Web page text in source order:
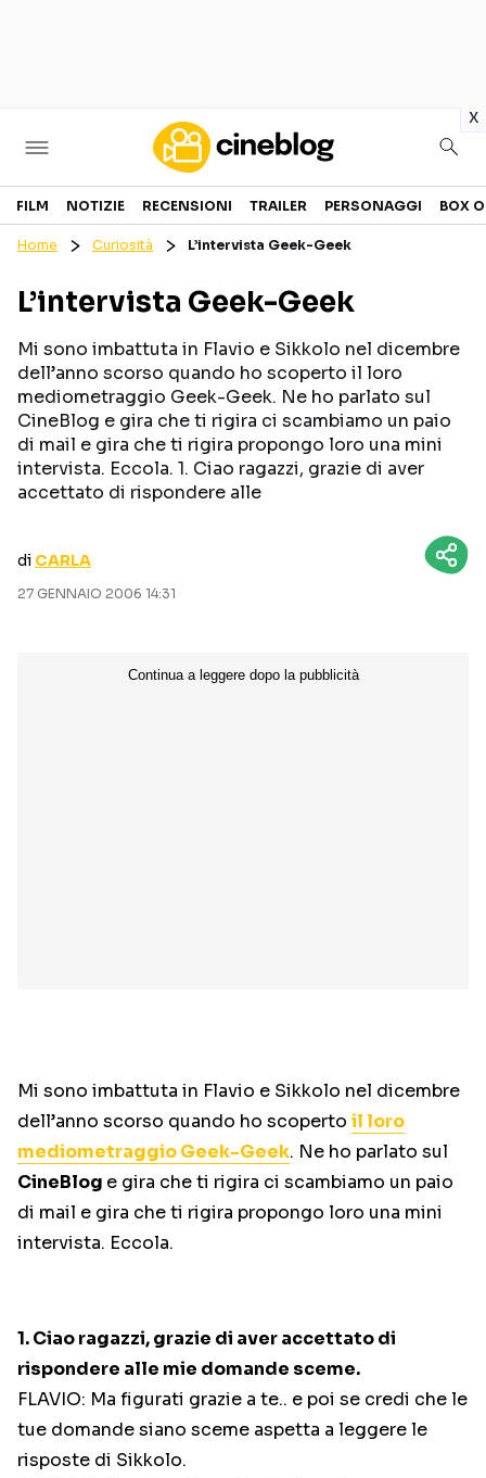
x
Cinema
GENERI
PERSONAGGI
CANALI STREAMING
Categorie
NOTIZIE
CURIOSITÀ
TRAILER
BOX OFFICE
FILM NOTIZIE RECENSIONI TRAILER PERSONAGGI BOX
Home Curiosità L’intervista Geek-Geek
L’intervista Geek-Geek
Mi sono imbattuta in Flavio e Sikkolo nel dicembre
dell’anno scorso quando ho scoperto il loro
mediometraggio Geek-Geek. Ne ho parlato sul
CineBlog e gira che ti rigira ci scambiamo un paio
di mail e gira che ti rigira propongo loro una mini
intervista. Eccola. 1. Ciao ragazzi, grazie di aver
accettato di rispondere alle
di CARLA
27 GENNAIO 2006 14:31
Mi sono imbattuta in Flavio e Sikkolo nel dicembre
dell’anno scorso quando ho scoperto il loro
mediometraggio Geek-Geek. Ne ho parlato sul
CineBlog e gira che ti rigira ci scambiamo un paio
di mail e gira che ti rigira propongo loro una mini
intervista. Eccola.
1. Ciao ragazzi, grazie di aver accettato di
rispondere alle mie domande sceme.
FLAVIO: Ma figurati grazie a te.. e poi se credi che le
tue domande siano sceme aspetta a leggere le
risposte di Sikkolo.